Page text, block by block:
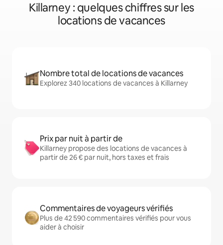
Killarney : quelques chiffres sur les
locations de vacances
Nombre total de locations de vacances
Explorez 340 locations de vacances à Killarney
Prix par nuit à partir de
Killarney propose des locations de vacances à
partir de 26 € par nuit, hors taxes et frais
Commentaires de voyageurs vérifiés
Plus de 42 590 commentaires vérifiés pour vous
aider à choisir